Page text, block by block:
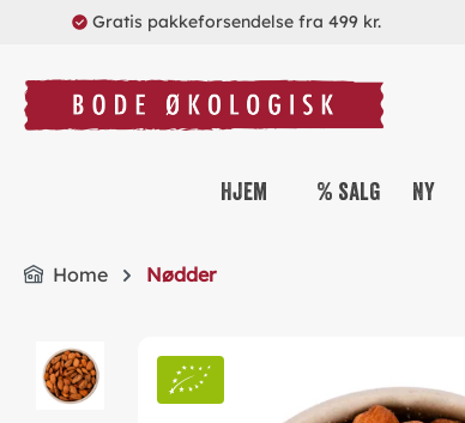
Skip to main navigation
Gratis pakkeforsendelse fra 499 kr.
Hjem % salg Ny
Home Nødder
Skip image gallery